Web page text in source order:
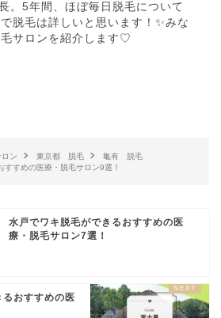
。5年間、ほぼ毎日脱毛について
脱毛は詳しいと思います！✨みな
サロンを紹介します♡
ン 東京都 脱毛
亀有 脱毛
すめの医療・脱毛サロン9選！
水戸でワキ脱毛ができるおすすめの医
療・脱毛サロン7選！
おすすめの医